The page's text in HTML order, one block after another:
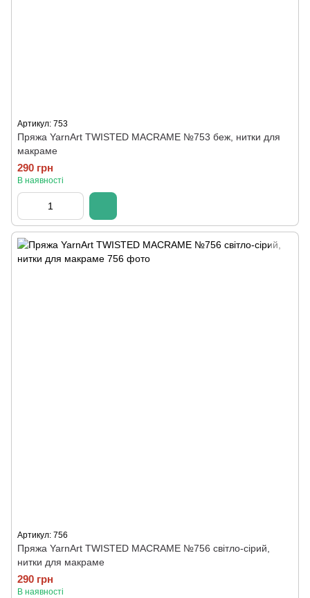
Артикул: 753
Пряжа YarnArt TWISTED MACRAME №753 беж, нитки для
макраме
290 грн
В наявності
Артикул: 756
Пряжа YarnArt TWISTED MACRAME №756 світло-сірий,
нитки для макраме
290 грн
В наявності